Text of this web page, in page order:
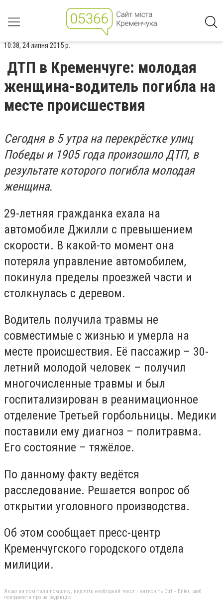
10:38, 24 липня 2015 р.
ДТП в Кременчуге: молодая
женщина-водитель погибла на
месте происшествия
Сегодня в 5 утра на перекрёстке улиц
Победы и 1905 года произошло ДТП, в
результате которого погибла молодая
женщина.
29-летняя гражданка ехала на
автомобиле Джилли с превышением
скорости. В какой-то момент она
потеряла управление автомобилем,
покинула пределы проезжей части и
столкнулась с деревом.
Водитель получила травмы не
совместимые с жизнью и умерла на
месте происшествия. Её пассажир – 30-
летний молодой человек – получил
многочисленные травмы и был
госпитализирован в реанимационное
отделение Третьей горбольницы. Медики
поставили ему диагноз – политравма.
Его состояние – тяжёлое.
По данному факту ведётся
расследование. Решается вопрос об
открытии уголовного производства.
Об этом сообщает пресс-центр
Кременчугского городского отдела
милиции.
Якщо ви помітили помилку, виділіть необхідний текст і натисніть Ctrl + Enter, щоб
повідомити про це редакцію